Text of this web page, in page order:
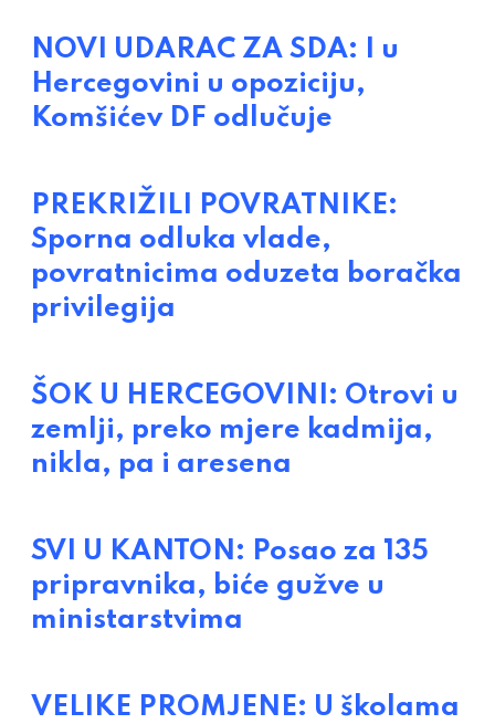
NOVI UDARAC ZA SDA: I u
Hercegovini u opoziciju,
Komšićev DF odlučuje
PREKRIŽILI POVRATNIKE:
Sporna odluka vlade,
povratnicima oduzeta boračka
privilegija
ŠOK U HERCEGOVINI: Otrovi u
zemlji, preko mjere kadmija,
nikla, pa i aresena
SVI U KANTON: Posao za 135
pripravnika, biće gužve u
ministarstvima
VELIKE PROMJENE: U školama